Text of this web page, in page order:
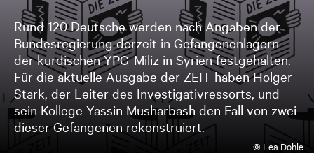
Rund 120 Deutsche werden nach Angaben der
Bundesregierung derzeit in Gefangenenlagern
der kurdischen YPG-Miliz in Syrien festgehalten.
Für die aktuelle Ausgabe der ZEIT haben Holger
Stark, der Leiter des Investigativressorts, und
sein Kollege Yassin Musharbash den Fall von zwei
dieser Gefangenen rekonstruiert.
© Lea Dohle